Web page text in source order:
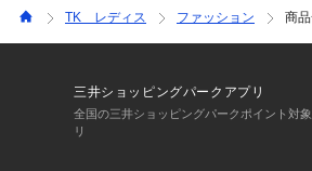
TK レディス ファッション 商
三井ショッピングパークアプリ
全国の三井ショッピングパークポイント対
リ